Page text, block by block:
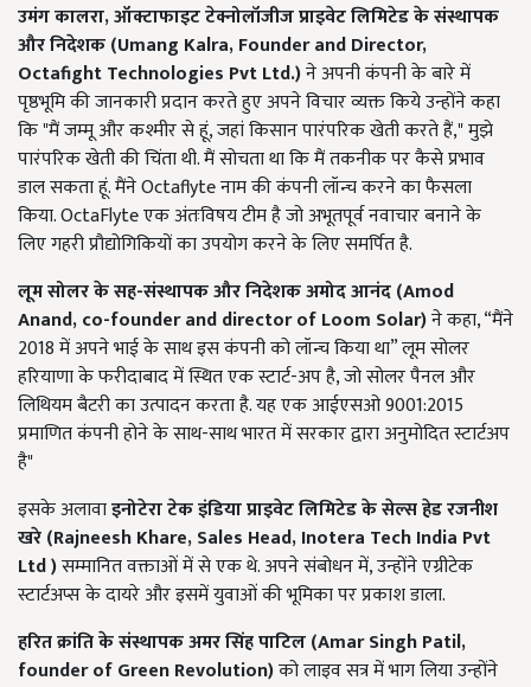
उमंग कालरा,ऑक्टाफाइट टेक्नोलॉजीज प्राइवेट लिमिटेड के संस्थापक
और निदेशक (Umang Kalra, Founder and Director,
Octafight Technologies Pvt Ltd.)ने अपनी कंपनी के बारे में
पृष्ठभूमि की जानकारी प्रदान करते हुए अपने विचार व्यक्त किये उन्होंने कहा
कि "मैं जम्मू और कश्मीर से हूं, जहां किसान पारंपरिक खेती करते हैं," मुझे
पारंपरिक खेती की चिंता थी. मैं सोचता था कि मैं तकनीक पर कैसे प्रभाव
डाल सकता हूं. मैंने Octaflyte नाम की कंपनी लॉन्च करने का फैसला
किया. OctaFlyte एक अंतःविषय टीम है जो अभूतपूर्व नवाचार बनाने के
लिए गहरी प्रौद्योगिकियों का उपयोग करने के लिए समर्पित है.
लूम सोलर के सह-संस्थापक और निदेशक अमोद आनंद (Amod
Anand, co-founder and director of Loom Solar)ने कहा, “मैंने
2018 में अपने भाई के साथ इस कंपनी को लॉन्च किया था” लूम सोलर
हरियाणा के फरीदाबाद में स्थित एक स्टार्ट-अप है, जो सोलर पैनल और
लिथियम बैटरी का उत्पादन करता है. यह एक आईएसओ 9001:2015
प्रमाणित कंपनी होने के साथ-साथ भारत में सरकार द्वारा अनुमोदित स्टार्टअप
है"
इसके अलावाइनोटेरा टेक इंडिया प्राइवेट लिमिटेड के सेल्स हेड रजनीश
खरे (Rajneesh Khare, Sales Head, Inotera Tech India Pvt
Ltd )सम्मानित वक्ताओं में से एक थे. अपने संबोधन में, उन्होंने एग्रीटेक
स्टार्टअप्स के दायरे और इसमें युवाओं की भूमिका पर प्रकाश डाला.
हरित क्रांति के संस्थापक अमर सिंह पाटिल (Amar Singh Patil,
founder of Green Revolution)को लाइव सत्र में भाग लिया उन्होंने